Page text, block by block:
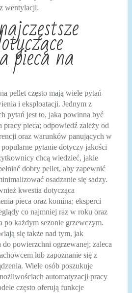
wentylacji.
pieca na
pellet często mają wiele pytań
i eksploatacji. Jednym z
pytań jest to, jaka powinna być
pracy pieca; odpowiedź zależy od
oraz warunków panujących w
pytanie dotyczy jakości
chcą wiedzieć, jakie
dobry pellet, aby zapewnić
osadzanie się sadzy.
kwestia dotycząca
pieca oraz komina; eksperci
co najmniej raz w roku oraz
po każdym sezonie grzewczym.
się także nad tym, jak
do powierzchni ogrzewanej; zaleca
lub zapoznanie się z
Wiele osób poszukuje
automatyzacji pracy
często oferują funkcje